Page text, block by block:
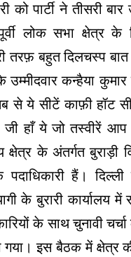
को पार्टी ने तीसरी
लोक सभा क्षेत्र के
तरफ़ बहुत दिलचस्प बात
कन्हैया
से ये सीटें काफ़ी हॉट
जी हाँ ये जो तस्वीरें
क्षेत्र के अंतर्गत बुराड़ी
हैं।
के बुरारी कार्यालय में
के साथ चुनावी
गया। इस बैठक में क्षेत्र